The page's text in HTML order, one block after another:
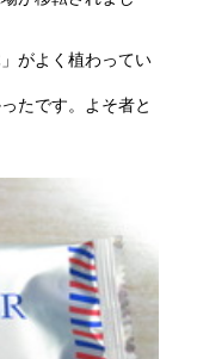
がよく植わってい
たです。よそ者と